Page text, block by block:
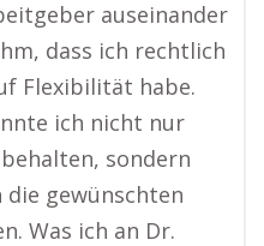
auseinander
dass ich rechtlich
Flexibilität habe.
ich nicht nur
sondern
gewünschten
Was ich an Dr.